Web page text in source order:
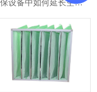
环保设备中如何延长空气过滤器的使用寿命